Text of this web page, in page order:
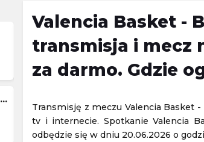
Liga Ukraińska
09.08.2026 14:00
3. Liga Polska
09.08.2026 14:00
Valencia Basket -
transmisja i mecz
za darmo. Gdzie
Transmisję z meczu Valencia Basket
tv i internecie. Spotkanie Valencia
odbędzie się w dniu 20.06.2026 o